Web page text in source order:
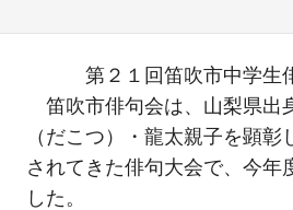
す。
第２１回笛吹市中学生
笛吹市俳句会は、山梨県出
（だこつ）・龍太親子を顕
されてきた俳句大会で、今年
した。